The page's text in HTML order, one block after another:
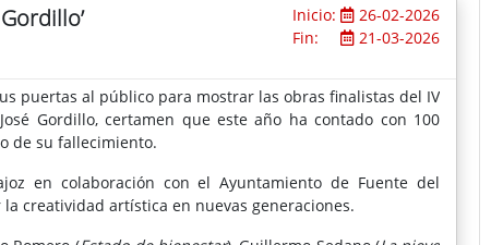
Inicio:
26-02-2026
Fin:
21-03-2026
puertas al público para mostrar las obras finalistas del IV
Gordillo, certamen que este año ha contado con 100
de su fallecimiento.
en colaboración con el Ayuntamiento de Fuente del
creatividad artística en nuevas generaciones.